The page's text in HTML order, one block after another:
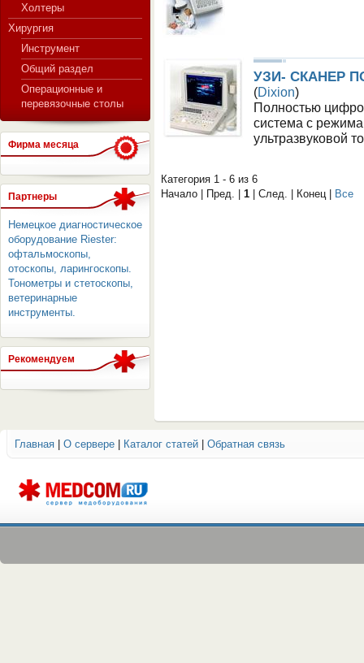
ОБОРУДОВАНИЯ МЕДКОМ
Холтеры
Хирургия
Инструмент
Общий раздел
Операционные и
перевязочные столы
Фирма месяца
Партнеры
Немецкое диагностическое
оборудование Riester:
офтальмоскопы,
отоскопы, ларингоскопы.
Тонометры и стетоскопы,
ветеринарные
инструменты.
Рекомендуем
УЗИ- СКАНЕР
(Dixion)
Полностью
система с
ультразвуковой
Категория 1 - 6 из 6
Начало | Пред. | 1 | След. | Конец Все
Главная О сервере Каталог статей Обратная связь